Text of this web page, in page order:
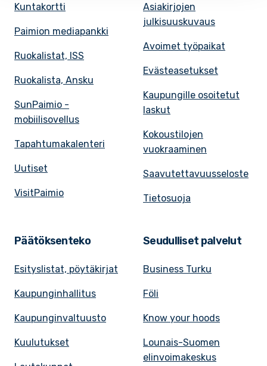
Kuntakortti
Paimion mediapankki
Ruokalistat, ISS
Ruokalista, Ansku
SunPaimio -
mobiilisovellus
Tapahtumakalenteri
Uutiset
VisitPaimio
Asiakirjojen
julkisuuskuvaus
Avoimet työpaikat
Evästeasetukset
Kaupungille osoitetut
laskut
Kokoustilojen
vuokraaminen
Saavutettavuusseloste
Tietosuoja
Päätöksenteko
Esityslistat, pöytäkirjat
Kaupunginhallitus
Kaupunginvaltuusto
Kuulutukset
Seudulliset palvelut
Business Turku
Föli
Know your hoods
Lounais-Suomen
elinvoimakeskus